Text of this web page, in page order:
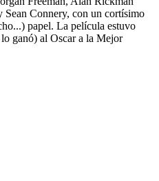
Sean Connery, con un cortísimo
papel. La película estuvo
ganó) al Oscar a la Mejor